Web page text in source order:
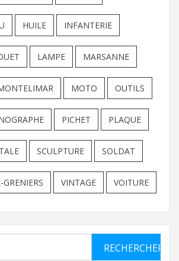
HUILE INFANTERIE
LAMPE MARSANNE
MOTO OUTILS
PICHET PLAQUE
SCULPTURE SOLDAT
GRENIERS VINTAGE VOITURE